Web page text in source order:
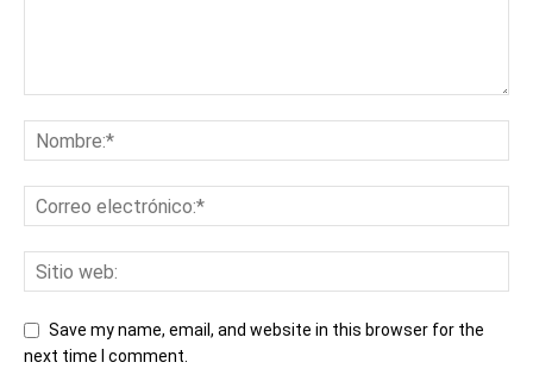
Save my name, email, and website in this browser for the
next time I comment.